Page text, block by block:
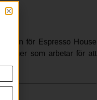
för Espresso House
som arbetar för att